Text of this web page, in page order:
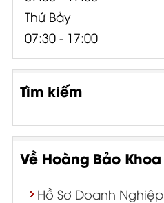
Thứ Bảy
07:30 - 17:00
Tìm kiếm
Về Hoàng Bảo Khoa
Hồ Sơ Doanh Nghiệp